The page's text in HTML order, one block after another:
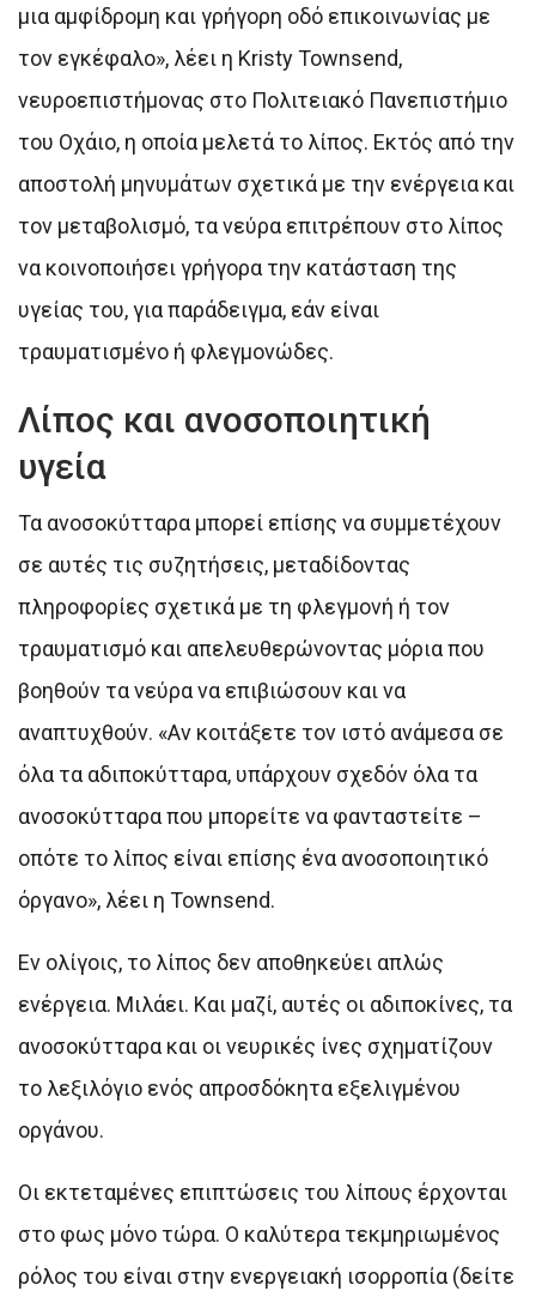
μια αμφίδρομη και γρήγορη οδό επικοινωνίας με
τον εγκέφαλο», λέει η Kristy Townsend,
νευροεπιστήμονας στο Πολιτειακό Πανεπιστήμιο
του Οχάιο, η οποία μελετά το λίπος. Εκτός από την
αποστολή μηνυμάτων σχετικά με την ενέργεια και
τον μεταβολισμό, τα νεύρα επιτρέπουν στο λίπος
να κοινοποιήσει γρήγορα την κατάσταση της
υγείας του, για παράδειγμα, εάν είναι
τραυματισμένο ή φλεγμονώδες.
Λίπος και ανοσοποιητική
υγεία
Τα ανοσοκύτταρα μπορεί επίσης να συμμετέχουν
σε αυτές τις συζητήσεις, μεταδίδοντας
πληροφορίες σχετικά με τη φλεγμονή ή τον
τραυματισμό και απελευθερώνοντας μόρια που
βοηθούν τα νεύρα να επιβιώσουν και να
αναπτυχθούν. «Αν κοιτάξετε τον ιστό ανάμεσα σε
όλα τα αδιποκύτταρα, υπάρχουν σχεδόν όλα τα
ανοσοκύτταρα που μπορείτε να φανταστείτε –
οπότε το λίπος είναι επίσης ένα ανοσοποιητικό
όργανο», λέει η Townsend.
Εν ολίγοις, το λίπος δεν αποθηκεύει απλώς
ενέργεια. Μιλάει. Και μαζί, αυτές οι αδιποκίνες, τα
ανοσοκύτταρα και οι νευρικές ίνες σχηματίζουν
το λεξιλόγιο ενός απροσδόκητα εξελιγμένου
οργάνου.
Οι εκτεταμένες επιπτώσεις του λίπους έρχονται
στο φως μόνο τώρα. Ο καλύτερα τεκμηριωμένος
ρόλος του είναι στην ενεργειακή ισορροπία (δείτε